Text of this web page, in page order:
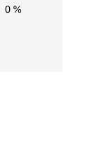
0 %